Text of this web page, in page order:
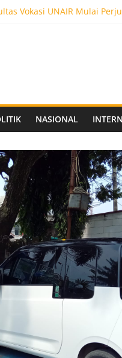
Vokasi UNAIR Mulai
Vokasi UNAIR Raih
5.000 Pengunjung,
FC Siapkan Stadion
NASIONAL